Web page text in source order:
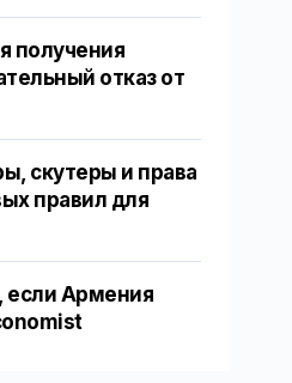
получения
отказ от
скутеры и права
правил для
если Армения